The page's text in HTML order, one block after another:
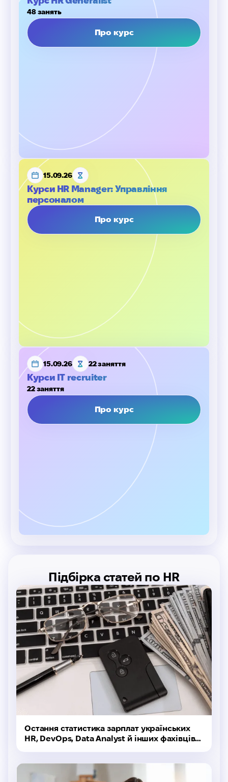
48 занять
Про курс
15.09.26
Курси HR Manager: Управління
персоналом
Про курс
15.09.26 22 заняття
Курси IT recruiter
22 заняття
Про курс
Підбірка статей по HR
Остання статистика зарплат українських
HR, DevOps, Data Analyst й інших фахівців